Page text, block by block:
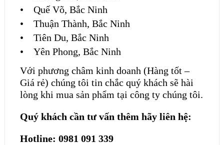
• Quế Võ, Bắc Ninh
• Thuận Thành, Bắc Ninh
• Tiên Du, Bắc Ninh
• Yên Phong, Bắc Ninh
Với phương châm kinh doanh (Hàng tốt –
Giá rẻ) chúng tôi tin chắc quý khách sẽ hài
lòng khi mua sản phẩm tại công ty chúng tôi.
Quý khách cần tư vấn thêm hãy liên hệ:
Hotline: 0981 091 339